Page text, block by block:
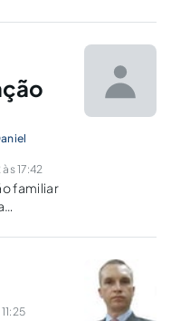
17:42
familiar